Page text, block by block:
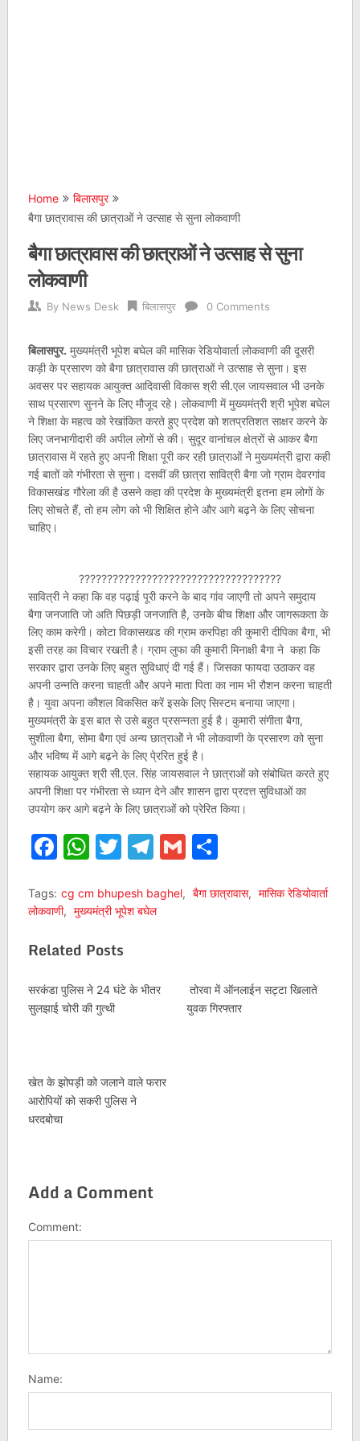
Home
बिलासपुर
बैगा छात्रावास की छात्राओं ने उत्साह से सुना लोकवाणी
बैगा छात्रावास की छात्राओं ने उत्साह से सुना
लोकवाणी
By News Desk बिलासपुर 0 Comments
बिलासपुर. मुख्यमंत्री भूपेश बघेल की मासिक रेडियोवार्ता लोकवाणी की दूसरी
कड़ी के प्रसारण को बैगा छात्रावास की छात्राओं ने उत्साह से सुना। इस
अवसर पर सहायक आयुक्त आदिवासी विकास श्री सी.एल जायसवाल भी उनके
साथ प्रसारण सुनने के लिए मौजूद रहे। लोकवाणी में मुख्यमंत्री श्री भूपेश बघेल
ने शिक्षा के महत्व को रेखांकित करते हुए प्रदेश को शतप्रतिशत साक्षर करने के
लिए जनभागीदारी की अपील लोगों से की। सुदूर वानांचल क्षेत्रों से आकर बैगा
छात्रावास में रहते हुए अपनी शिक्षा पूरी कर रही छात्राओं ने मुख्यमंत्री द्वारा कही
गई बातों को गंभीरता से सुना। दसवीं की छात्रा सावित्री बैगा जो ग्राम देवरगांव
विकासखंड गौरेला की है उसने कहा की प्रदेश के मुख्यमंत्री इतना हम लोगों के
लिए सोचते हैं, तो हम लोग को भी शिक्षित होने और आगे बढ़ने के लिए सोचना
चाहिए।
????????????????????????????????????
सावित्री ने कहा कि वह पढ़ाई पूरी करने के बाद गांव जाएगी तो अपने समुदाय
बैगा जनजाति जो अति पिछड़ी जनजाति है, उनके बीच शिक्षा और जागरूकता के
लिए काम करेगी। कोटा विकासखड की ग्राम करपिहा की कुमारी दीपिका बैगा, भी
इसी तरह का विचार रखती है। ग्राम लुफा की कुमारी मिनाक्षी बैगा ने कहा कि
सरकार द्वारा उनके लिए बहुत सुविधाएं दी गई हैं। जिसका फायदा उठाकर वह
अपनी उन्नति करना चाहती और अपने माता पिता का नाम भी रौशन करना चाहती
है। युवा अपना कौशल विकसित करें इसके लिए सिस्टम बनाया जाएगा।
मुख्यमंत्री के इस बात से उसे बहुत प्रसन्नता हुई है। कुमारी संगीता बैगा,
सुशीला बैगा, सोमा बैगा एवं अन्य छात्राओें ने भी लोकवाणी के प्रसारण को सुना
और भविष्य में आगे बढ़ने के लिए पे्ररित हुई है।
सहायक आयुक्त श्री सी.एल. सिंह जायसवाल ने छात्राओं को संबोधित करते हुए
अपनी शिक्षा पर गंभीरता से ध्यान देने और शासन द्वारा प्रदत्त सुविधाओं का
उपयोग कर आगे बढ़ने के लिए छात्राओं को प्रेरित किया।
Facebook
WhatsApp
Twitter
Telegram
GmailShare
Tags: cg cm bhupesh baghel, बैगा छात्रावास, मासिक रेडियोवार्ता
लोकवाणी, मुख्यमंत्री भूपेश बघेल
Related Posts
सरकंडा पुलिस ने 24 घंटे के भीतर
सुलझाई चोरी की गुत्थी
तोरवा में ऑनलाईन सट्टा खिलाते
युवक गिरफ्तार
खेत के झोपड़ी को जलाने वाले फरार
आरोपियों को सकरी पुलिस ने
धरदबोचा
Add a Comment
Comment:
Name: